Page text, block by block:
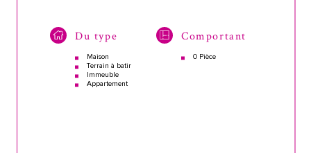
Du type
Maison
Terrain à batir
Immeuble
Appartement
Comportant
0 Pièce